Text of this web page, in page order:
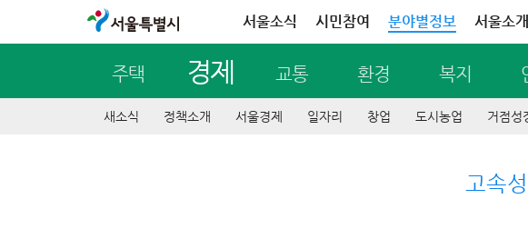
서울특별시 서울소식 시민참여 분야별정보 서울소개
주택 경제 교통 환경 복지
새소식 정책소개 서울경제 일자리 창업 도시농업 거점성
고속